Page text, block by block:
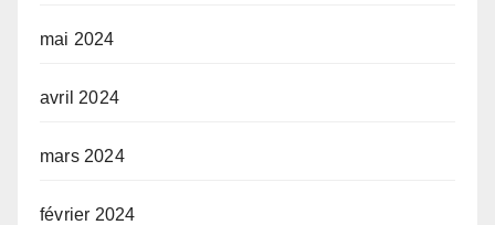
mai 2024
avril 2024
mars 2024
février 2024